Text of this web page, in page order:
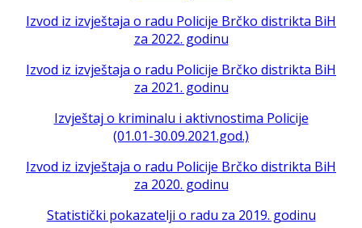
Izvod iz izvještaja o radu Policije Brčko distrikta BiH
za 2022. godinu
Izvod iz izvještaja o radu Policije Brčko distrikta BiH
za 2021. godinu
Izvještaj o kriminalu i aktivnostima Policije
(01.01-30.09.2021.god.)
Izvod iz izvještaja o radu Policije Brčko distrikta BiH
za 2020. godinu
Statistički pokazatelji o radu za 2019. godinu